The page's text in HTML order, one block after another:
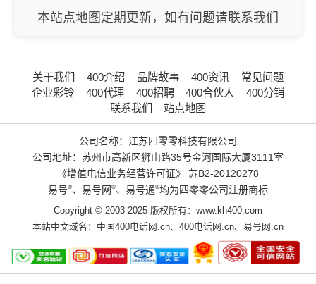
本站点地图定期更新，如有问题请联系我们
关于我们 400介绍 品牌故事 400资讯
常见问题
企业彩铃
400代理 400招聘 400合伙人
400分销
联系我们
站点地图
公司名称：江苏四零零科技有限公司
公司地址：苏州市高新区狮山路35号金河国际大厦3111室
《增值电信业务经营许可证》
苏B2-20120278
易号®、易号网 ®、易号通®均为四零零公司注册商标
Copyright © 2003-2025 版权所有：www.kh400.com
本站中文域名： 中国400电话网.cn、 400电话网.cn、 易号网.cn